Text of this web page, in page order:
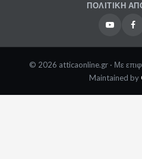
ΠΟΛΙΤΙΚΉ
© 2026 atticaonline.gr · Με
Maintained by